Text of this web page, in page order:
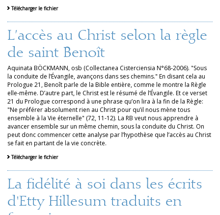
Télécharger le fichier
L’accès au Christ selon la règle
de saint Benoît
Aquinata BÖCKMANN, osb (Collectanea Cisterciensia N°68-2006). "Sous
la conduite de l’Évangile, avançons dans ses chemins." En disant cela au
Prologue 21, Benoît parle de la Bible entière, comme le montre la Règle
elle-même. D’autre part, le Christ est le résumé de l’Évangile. Et ce verset
21 du Prologue correspond à une phrase qu’on lira à la fin de la Règle:
"Ne préférer absolument rien au Christ pour qu’il nous mène tous
ensemble à la Vie éternelle" (72, 11-12). La RB veut nous apprendre à
avancer ensemble sur un même chemin, sous la conduite du Christ. On
peut donc commencer cette analyse par l’hypothèse que l’accès au Christ
se fait en partant de la vie concrète.
Télécharger le fichier
La fidélité à soi dans les écrits
d'Etty Hillesum traduits en